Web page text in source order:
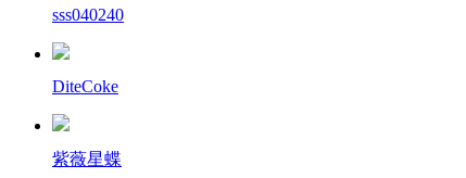
sss040240
DiteCoke
紫薇星蝶